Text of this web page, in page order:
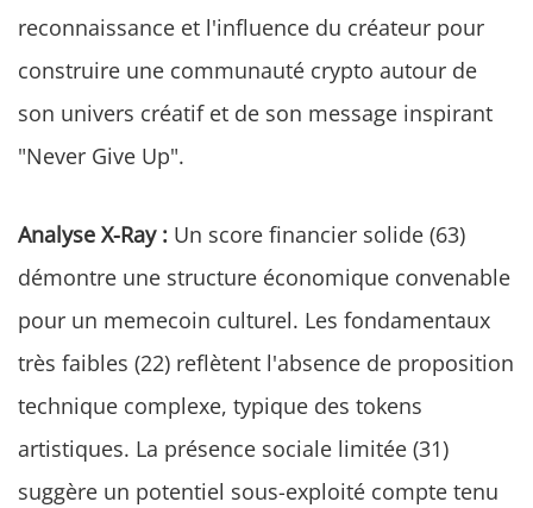
reconnaissance et l'influence du créateur pour
construire une communauté crypto autour de
son univers créatif et de son message inspirant
"Never Give Up".
Analyse X-Ray : Un score financier solide (63)
démontre une structure économique convenable
pour un memecoin culturel. Les fondamentaux
très faibles (22) reflètent l'absence de proposition
technique complexe, typique des tokens
artistiques. La présence sociale limitée (31)
suggère un potentiel sous-exploité compte tenu